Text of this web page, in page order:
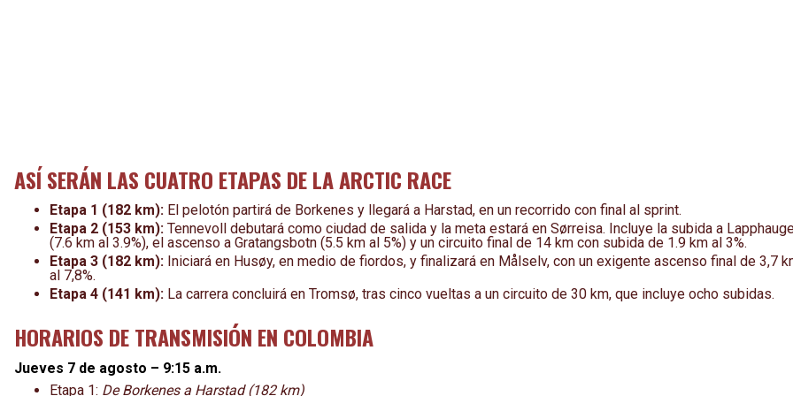
ASÍ SERÁN LAS CUATRO ETAPAS DE LA ARCTIC RACE
Etapa 1 (182 km): El pelotón partirá de Borkenes y llegará a Harstad, en un recorrido con final al sprint.
Etapa 2 (153 km): Tennevoll debutará como ciudad de salida y la meta estará en Sørreisa. Incluye la subida a
(7.6 km al 3.9%), el ascenso a Gratangsbotn (5.5 km al 5%) y un circuito final de 14 km con subida de 1.9 km al 3%.
Etapa 3 (182 km): Iniciará en Husøy, en medio de fiordos, y finalizará en Målselv, con un exigente ascenso final de 3,7
al 7,8%.
Etapa 4 (141 km): La carrera concluirá en Tromsø, tras cinco vueltas a un circuito de 30 km, que incluye ocho subidas.
HORARIOS DE TRANSMISIÓN EN COLOMBIA
Jueves 7 de agosto – 9:15 a.m.
Etapa 1: De Borkenes a Harstad (182 km)